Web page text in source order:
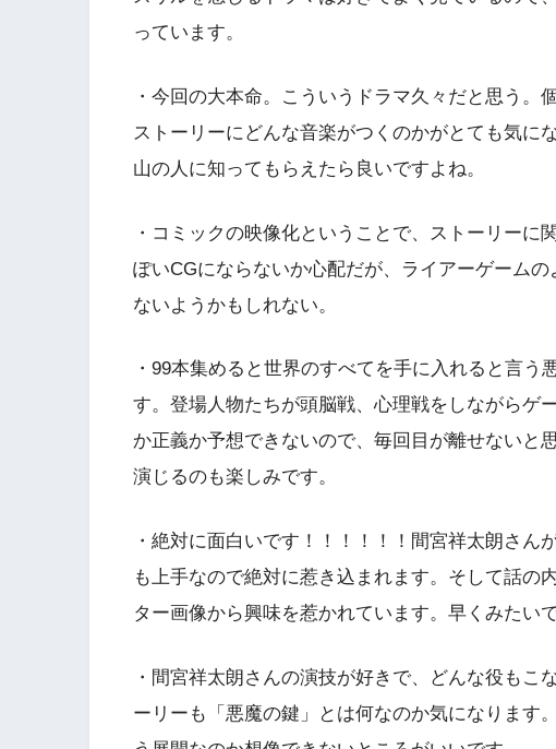
っています。
・今回の大本命。こういうドラマ久々だと思う。
ストーリーにどんな音楽がつくのかがとても気に
山の人に知ってもらえたら良いですよね。
・コミックの映像化ということで、ストーリーに
ぽいCGにならないか心配だが、ライアーゲーム
ないようかもしれない。
・99本集めると世界のすべてを手に入れると言う
す。登場人物たちが頭脳戦、心理戦をしながらゲ
か正義か予想できないので、毎回目が離せないと
演じるのも楽しみです。
・絶対に面白いです！！！！！！間宮祥太朗さん
も上手なので絶対に惹き込まれます。そして話の
ター画像から興味を惹かれています。早くみたい
・間宮祥太朗さんの演技が好きで、どんな役もこ
ーリーも「悪魔の鍵」とは何なのか気になります